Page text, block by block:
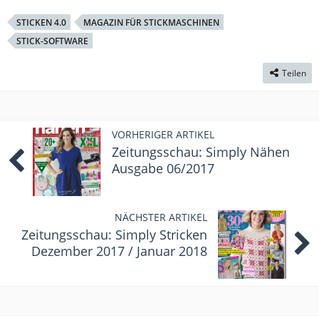
STICKEN 4.0
MAGAZIN FÜR STICKMASCHINEN
STICK-SOFTWARE
Teilen
VORHERIGER ARTIKEL
Zeitungsschau: Simply Nähen
Ausgabe 06/2017
NÄCHSTER ARTIKEL
Zeitungsschau: Simply Stricken
Dezember 2017 / Januar 2018